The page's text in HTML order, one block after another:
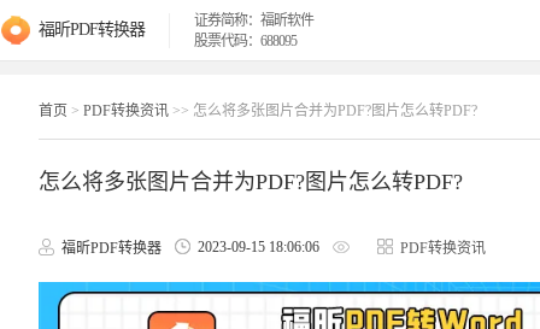
福昕PDF转换器
证券简称：福昕软件
股票代码：688095
首页 > PDF转换资讯 >> 怎么将多张图片合并为PDF?图片怎么转PDF?
怎么将多张图片合并为PDF?图片怎么转PDF?
福昕PDF转换器 2023-09-15 18:06:06 PDF转换资讯